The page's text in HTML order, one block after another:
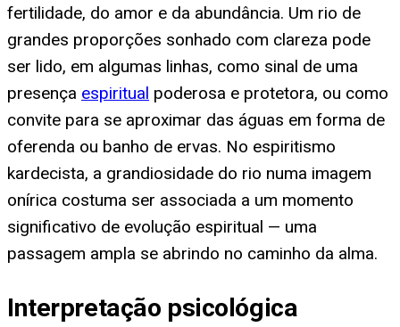
fertilidade, do amor e da abundância. Um rio de
grandes proporções sonhado com clareza pode
ser lido, em algumas linhas, como sinal de uma
presença espiritual poderosa e protetora, ou como
convite para se aproximar das águas em forma de
oferenda ou banho de ervas. No espiritismo
kardecista, a grandiosidade do rio numa imagem
onírica costuma ser associada a um momento
significativo de evolução espiritual — uma
passagem ampla se abrindo no caminho da alma.
Interpretação psicológica